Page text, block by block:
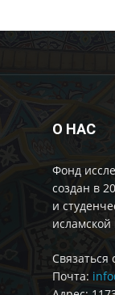
О НАС
Фонд
создан в
и
Cвязаться
Почта: